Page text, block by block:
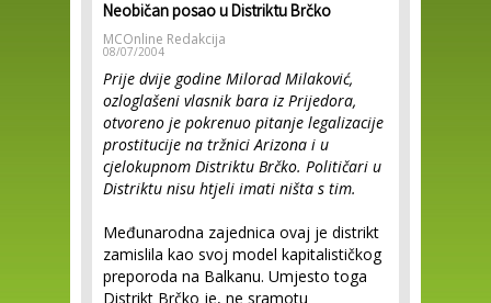
Neobičan posao u Distriktu Brčko
MCOnline Redakcija
08/07/2004
Prije dvije godine Milorad Milaković,
ozloglašeni vlasnik bara iz Prijedora,
otvoreno je pokrenuo pitanje legalizacije
prostitucije na tržnici Arizona i u
cjelokupnom Distriktu Brčko. Političari u
Distriktu nisu htjeli imati ništa s tim.
Međunarodna zajednica ovaj je distrikt
zamislila kao svoj model kapitalističkog
preporoda na Balkanu. Umjesto toga
Distrikt Brčko je, ne sramotu